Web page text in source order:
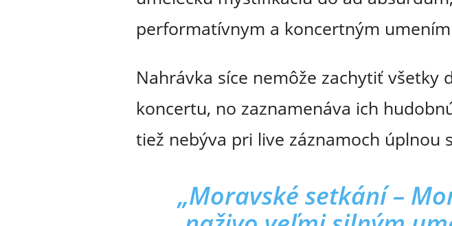
performatívnym a koncertným
Nahrávka síce nemôže zachytiť
koncertu, no zaznamenáva ich
tiež nebýva pri live záznamoch úplnou
„Moravské setkání –